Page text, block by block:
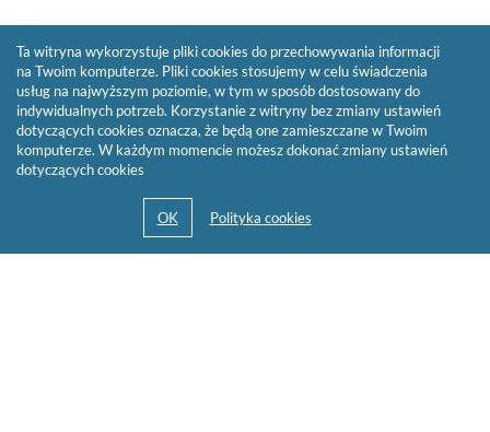
Ta witryna wykorzystuje pliki cookies do przechowywania informacji
na Twoim komputerze. Pliki cookies stosujemy w celu świadczenia
usług na najwyższym poziomie, w tym w sposób dostosowany do
indywidualnych potrzeb. Korzystanie z witryny bez zmiany ustawień
dotyczących cookies oznacza, że będą one zamieszczane w Twoim
komputerze. W każdym momencie możesz dokonać zmiany ustawień
dotyczących cookies